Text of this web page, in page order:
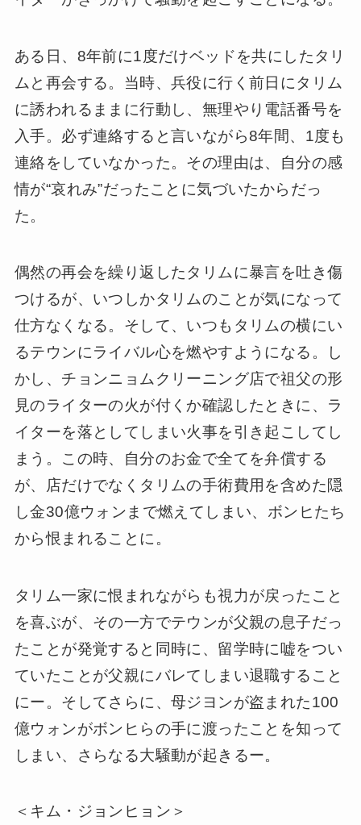
ある日、8年前に1度だけベッドを共にしたタリ
ムと再会する。当時、兵役に行く前日にタリム
に誘われるままに行動し、無理やり電話番号を
入手。必ず連絡すると言いながら8年間、1度も
連絡をしていなかった。その理由は、自分の感
情が“哀れみ”だったことに気づいたからだっ
た。
偶然の再会を繰り返したタリムに暴言を吐き傷
つけるが、いつしかタリムのことが気になって
仕方なくなる。そして、いつもタリムの横にい
るテウンにライバル心を燃やすようになる。し
かし、チョンニョムクリーニング店で祖父の形
見のライターの火が付くか確認したときに、ラ
イターを落としてしまい火事を引き起こしてし
まう。この時、自分のお金で全てを弁償する
が、店だけでなくタリムの手術費用を含めた隠
し金30億ウォンまで燃えてしまい、ボンヒたち
から恨まれることに。
タリム一家に恨まれながらも視力が戻ったこと
を喜ぶが、その一方でテウンが父親の息子だっ
たことが発覚すると同時に、留学時に嘘をつい
ていたことが父親にバレてしまい退職すること
にー。そしてさらに、母ジヨンが盗まれた100
億ウォンがボンヒらの手に渡ったことを知って
しまい、さらなる大騒動が起きるー。
＜キム・ジョンヒョン＞